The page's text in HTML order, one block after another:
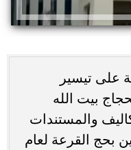
على تيسير
بيت الله
والمستندات
بحج القرعة لعام